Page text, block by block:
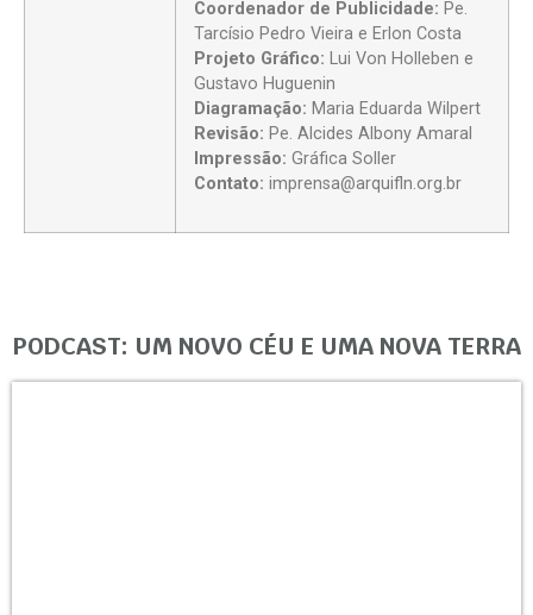
Coordenador de Publicidade: Pe.
Tarcísio Pedro Vieira e Erlon Costa
Projeto Gráfico: Lui Von Holleben e
Gustavo Huguenin
Diagramação: Maria Eduarda Wilpert
Revisão: Pe. Alcides Albony Amaral
Impressão: Gráfica Soller
Contato: imprensa@arquifln.org.br
PODCAST: UM NOVO CÉU E UMA NOVA TERRA